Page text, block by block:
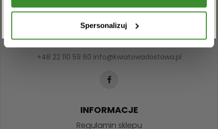
Spersonalizuj
+48 22 110 59 60 info@kwiatowadostawa.pl
INFORMACJE
Regulamin sklepu
ZAPISZ SIĘ